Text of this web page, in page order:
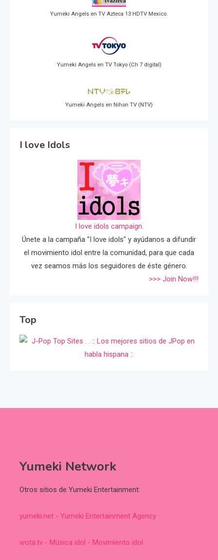
Yumeki Angels en TV Azteca 13 HDTV Mexico.
Yumeki Angels en TV Tokyo (Ch 7 digital)
Yumeki Angels en Nihon TV (NTV)
I love Idols
I love idols campaign.
Únete a la campaña "I love idols" y ayúdanos a difundir
el movimiento idol entre la comunidad, para que cada
vez seamos más los seguidores de éste género.
>>> Join Now!!!
Top
Yumeki Network
Otros sitios de Yumeki Entertainment:
yumeki.net - Yumeki Entertainment Agency
wota.tv - Música idol - Movimiento idol